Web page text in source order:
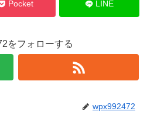
Pocket LINE
をフォローする
wpx992472